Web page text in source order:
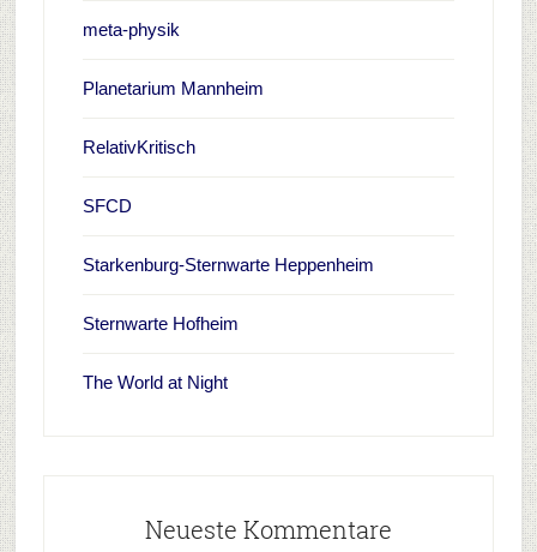
meta-physik
Planetarium Mannheim
RelativKritisch
SFCD
Starkenburg-Sternwarte Heppenheim
Sternwarte Hofheim
The World at Night
Neueste Kommentare